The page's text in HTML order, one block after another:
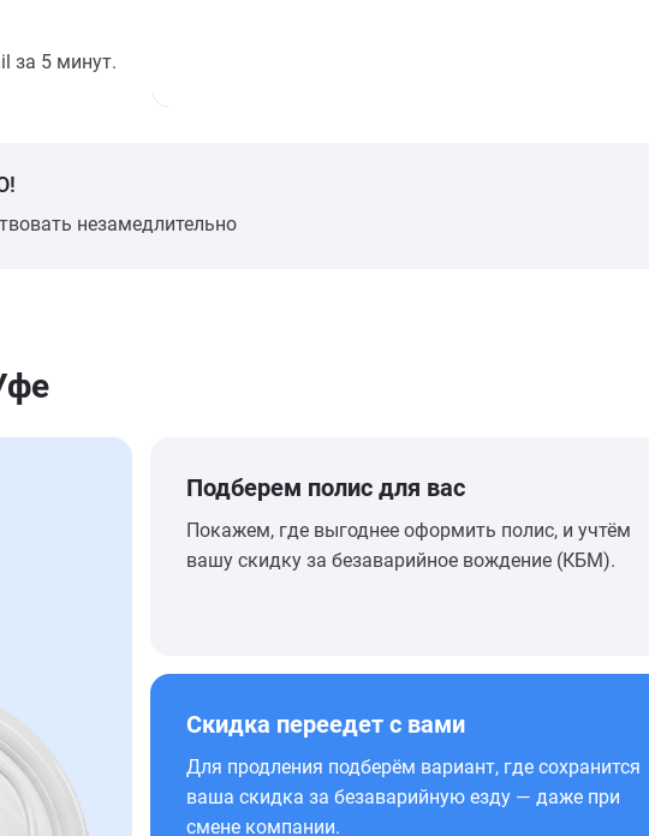
за 5 минут.
незамедлительно
Подберем полис для вас
Покажем, где выгоднее оформить полис, и учтём
вашу скидку за безаварийное вождение (КБМ).
Скидка переедет с вами
Для продления подберём вариант, где сохранится
ваша скидка за безаварийную езду — даже при
смене компании.